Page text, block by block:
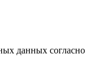
данных согласно